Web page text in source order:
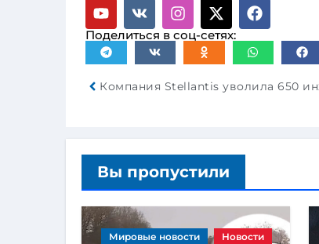
Поделиться в соц-сетях:
Вы пропустили
Мировые новости Новости